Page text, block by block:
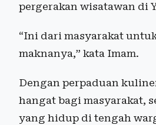
pergerakan wisatawan di
“Ini dari masyarakat
maknanya,” kata Imam.
Dengan perpaduan
hangat bagi masyarakat,
yang hidup di tengah